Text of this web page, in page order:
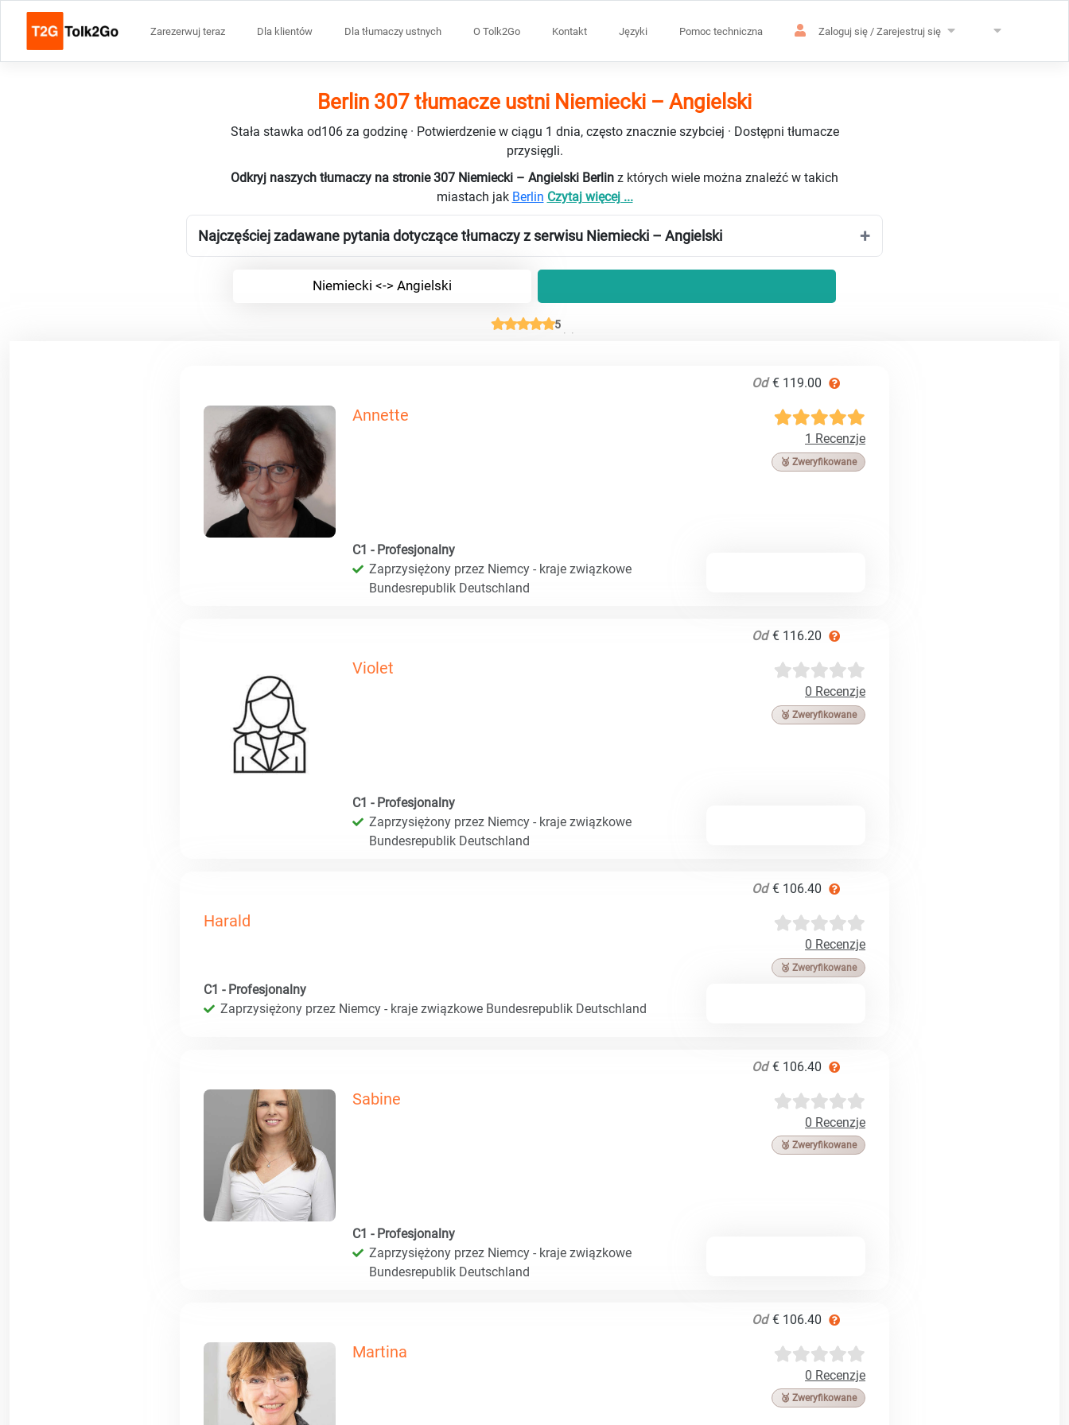
Zarezerwuj teraz Dla klientów Dla tłumaczy ustnych O Tolk2Go Kontakt Języki Pomoc techniczna Zaloguj się / Zarejestruj się
Berlin 307 tłumacze ustni Niemiecki – Angielski
Stała stawka od106 za godzinę · Potwierdzenie w ciągu 1 dnia, często znacznie szybciej · Dostępni tłumacze
przysięgli.
Odkryj naszych tłumaczy na stronie 307 Niemiecki – Angielski Berlin z których wiele można znaleźć w takich
miastach jak Berlin Czytaj więcej ...
Najczęściej zadawane pytania dotyczące tłumaczy z serwisu Niemiecki – Angielski
Niemiecki <-> Angielski
5
Od€ 119.00
Annette
1 Recenzje
🥉 Zweryfikowane
C1 - Profesjonalny
Zaprzysiężony przez Niemcy - kraje związkowe
Bundesrepublik Deutschland
Od€ 116.20
Violet
0 Recenzje
🥉 Zweryfikowane
C1 - Profesjonalny
Zaprzysiężony przez Niemcy - kraje związkowe
Bundesrepublik Deutschland
Od€ 106.40
Harald
0 Recenzje
🥉 Zweryfikowane
C1 - Profesjonalny
Zaprzysiężony przez Niemcy - kraje związkowe Bundesrepublik Deutschland
Od€ 106.40
Sabine
0 Recenzje
🥉 Zweryfikowane
C1 - Profesjonalny
Zaprzysiężony przez Niemcy - kraje związkowe
Bundesrepublik Deutschland
Od€ 106.40
Martina
0 Recenzje
🥉 Zweryfikowane